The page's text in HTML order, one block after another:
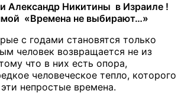
Александр Никитины в Израиле !
«Времена не выбирают…»
с годами становятся только
человек возвращается не из
что в них есть опора,
человеческое тепло, которого
непростые времена.